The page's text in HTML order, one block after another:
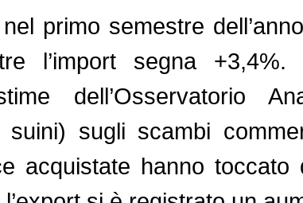
primo semestre
l’import segna
dell’Osservatorio
suini) sugli scambi
acquistate hanno toccato